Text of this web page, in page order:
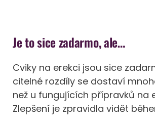
Je to sice zadarmo, ale…
Cviky na erekci jsou sice
citelné rozdíly se dostaví
než u fungujících přípravků na
Zlepšení je zpravidla vidět